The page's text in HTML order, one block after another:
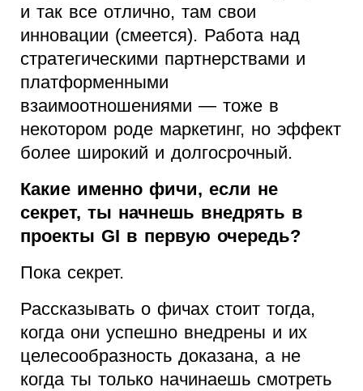
и так все отлично, там свои
инновации (смеется). Работа над
стратегическими партнерствами и
платформенными
взаимоотношениями — тоже в
некотором роде маркетинг, но эффект
более широкий и долгосрочный.
Какие именно фичи, если не
секрет, ты начнешь внедрять в
проекты GI в первую очередь?
Пока секрет.
Рассказывать о фичах стоит тогда,
когда они успешно внедрены и их
целесообразность доказана, а не
когда ты только начинаешь смотреть